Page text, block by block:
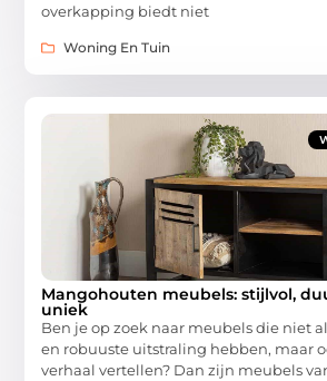
overkapping biedt niet
Woning En Tuin
Mangohouten meubels: stijlvol,
uniek
Ben je op zoek naar meubels die niet
en robuuste uitstraling hebben, maar
verhaal vertellen? Dan zijn meubels